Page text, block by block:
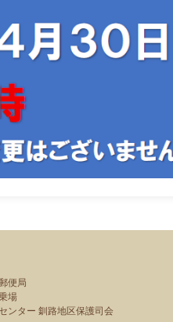
便局
場
ンター 釧路地区保護司会